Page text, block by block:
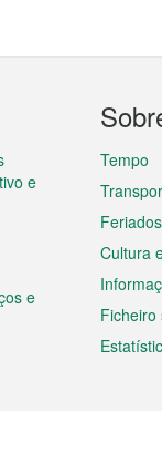
e
e
Tempo
Feriados
Cultura
Ficheiro